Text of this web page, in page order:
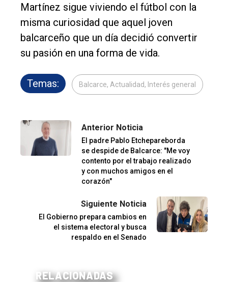
Martínez sigue viviendo el fútbol con la
misma curiosidad que aquel joven
balcarceño que un día decidió convertir
su pasión en una forma de vida.
Temas: Balcarce, Actualidad, Interés general
Anterior Noticia
El padre Pablo Etchepareborda
se despide de Balcarce: "Me voy
contento por el trabajo realizado
y con muchos amigos en el
corazón"
Siguiente Noticia
El Gobierno prepara cambios en
el sistema electoral y busca
respaldo en el Senado
RELACIONADAS